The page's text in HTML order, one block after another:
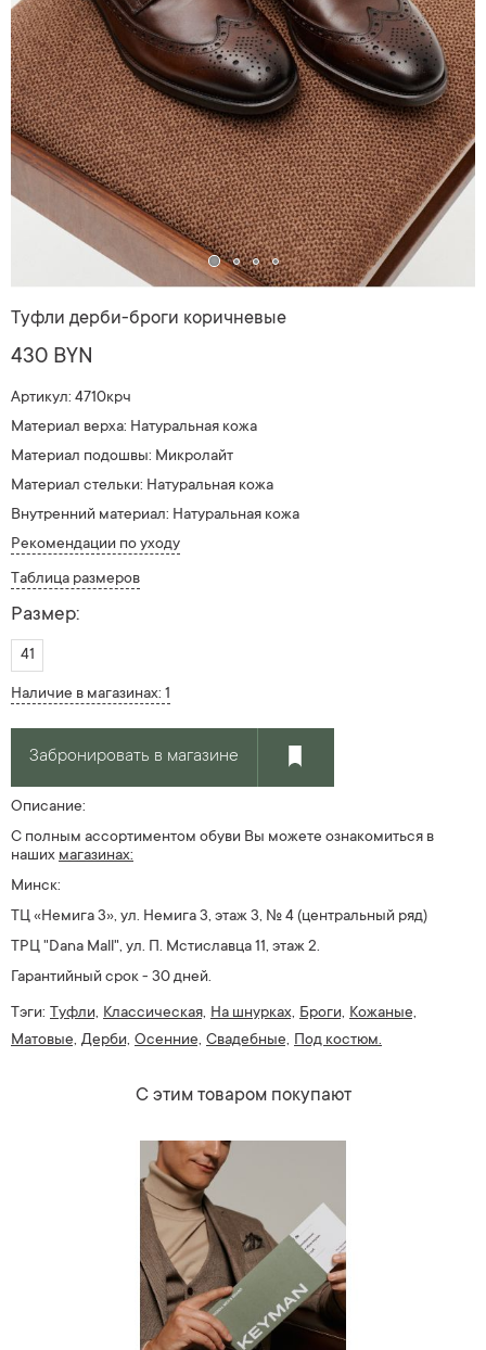
Туфли дерби-броги коричневые
430 BYN
Артикул: 4710крч
Материал верха: Натуральная кожа
Материал подошвы: Микролайт
Материал стельки: Натуральная кожа
Внутренний материал: Натуральная кожа
Рекомендации по уходу
Таблица размеров
Размер:
41
Наличие в магазинах: 1
Забронировать в магазине
Описание:
С полным ассортиментом обуви Вы можете ознакомиться в
наших магазинах:
Минск:
ТЦ «Немига 3», ул. Немига 3, этаж 3, № 4 (центральный ряд)
ТРЦ "Dana Mall", ул. П. Мстиславца 11, этаж 2.
Гарантийный срок - 30 дней.
Тэги: Туфли, Классическая, На шнурках, Броги, Кожаные,
Матовые, Дерби, Осенние, Свадебные, Под костюм.
С этим товаром покупают